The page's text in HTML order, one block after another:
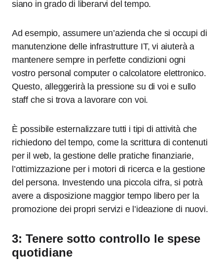
siano in grado di liberarvi del tempo.
Ad esempio, assumere un’azienda che si occupi di
manutenzione delle infrastrutture IT, vi aiuterà a
mantenere sempre in perfette condizioni ogni
vostro personal computer o calcolatore elettronico.
Questo, alleggerirà la pressione su di voi e sullo
staff che si trova a lavorare con voi.
È possibile esternalizzare tutti i tipi di attività che
richiedono del tempo, come la scrittura di contenuti
per il web, la gestione delle pratiche finanziarie,
l’ottimizzazione per i motori di ricerca e la gestione
del persona. Investendo una piccola cifra, si potrà
avere a disposizione maggior tempo libero per la
promozione dei propri servizi e l’ideazione di nuovi.
3: Tenere sotto controllo le spese
quotidiane